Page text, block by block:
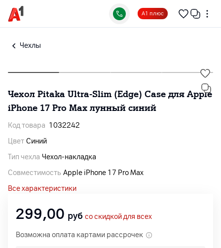
А1 плюс
Чехлы
Чехол Pitaka Ultra-Slim (Edge) Case для Apple
iPhone 17 Pro Max лунный синий
Код товара 1032242
Цвет Синий
Тип чехла Чехол-накладка
Совместимость Apple iPhone 17 Pro Max
Все характеристики
299,00 руб со скидкой для всех
Возможна оплата картами рассрочек